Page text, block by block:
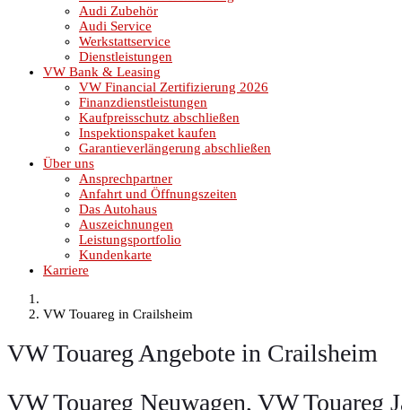
Audi Zubehör
Audi Service
Werkstattservice
Dienstleistungen
VW Bank & Leasing
VW Financial Zertifizierung 2026
Finanzdienstleistungen
Kaufpreisschutz abschließen
Inspektionspaket kaufen
Garantieverlängerung abschließen
Über uns
Ansprechpartner
Anfahrt und Öffnungszeiten
Das Autohaus
Auszeichnungen
Leistungsportfolio
Kundenkarte
Karriere
VW Touareg in Crailsheim
VW Touareg Angebote in Crailsheim
VW Touareg Neuwagen, VW Touareg